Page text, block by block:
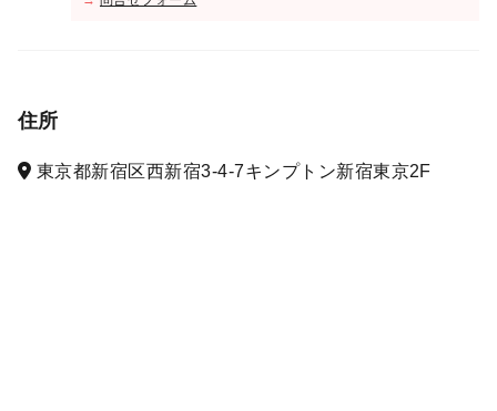
住所
東京都新宿区西新宿3-4-7キンプトン新宿東京2F